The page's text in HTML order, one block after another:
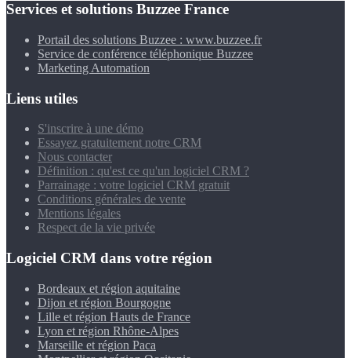
Services et solutions Buzzee France
Portail des solutions Buzzee : www.buzzee.fr
Service de conférence téléphonique Buzzee
Marketing Automation
Liens utiles
S'inscrire à une démo
Essayez gratuitement notre CRM
Nous contacter
Définition : qu'est ce qu'un logiciel CRM ?
Parrainage : votre logiciel CRM gratuit
Conditions générales de vente
Mentions légales
Respect de la vie privée
Logiciel CRM dans votre région
Bordeaux et région aquitaine
Dijon et région Bourgogne
Lille et région Hauts de France
Lyon et région Rhône-Alpes
Marseille et région Paca